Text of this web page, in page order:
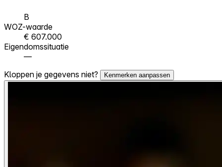
B
WOZ-waarde
€ 607.000
Eigendomssituatie
—
Kloppen je gegevens niet?
Kenmerken aanpassen